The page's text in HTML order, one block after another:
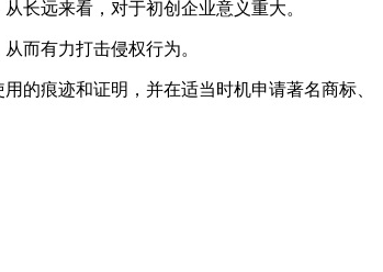
长远来看，对于初创企业意义重大。
而有力打击侵权行为。
的痕迹和证明，并在适当时机申请著名商标、